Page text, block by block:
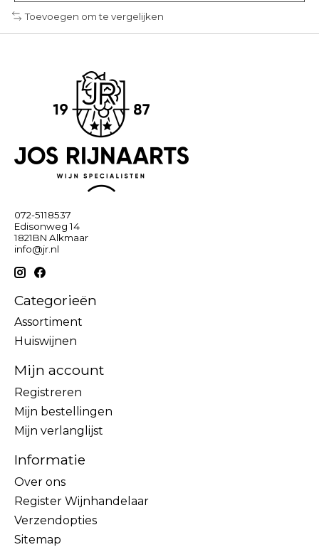
Toevoegen om te vergelijken
072-5118537
Edisonweg 14
1821BN Alkmaar
info@jr.nl
Categorieën
Assortiment
Huiswijnen
Mijn account
Registreren
Mijn bestellingen
Mijn verlanglijst
Informatie
Over ons
Register Wijnhandelaar
Verzendopties
Sitemap